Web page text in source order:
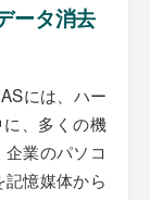
ータ消去
には、ハー
、多くの機
業のパソコ
憶媒体から